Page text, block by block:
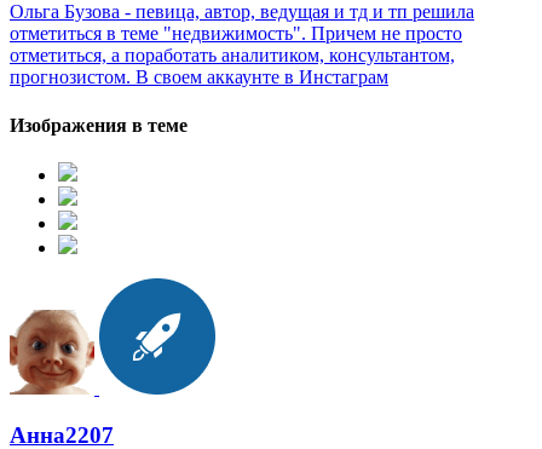
Ольга Бузова - певица, автор, ведущая и тд и тп решила
отметиться в теме "недвижимость". Причем не просто
отметиться, а поработать аналитиком, консультантом,
прогнозистом. В своем аккаунте в Инстаграм
Изображения в теме
Анна2207